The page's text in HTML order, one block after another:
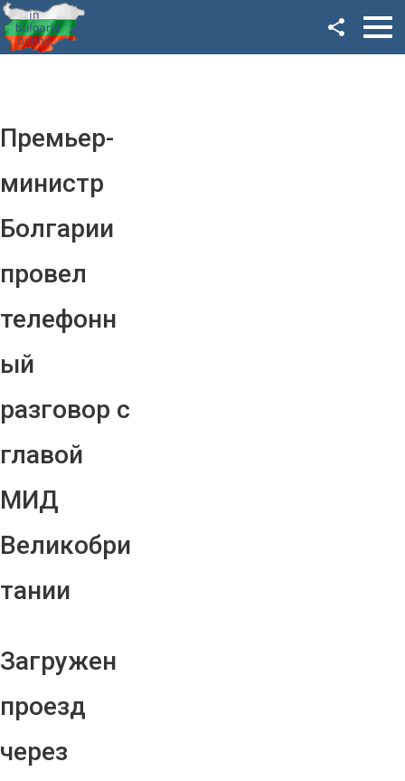
Премьер-
министр
Болгарии
провел
телефонн
ый
разговор с
главой
МИД
Великобри
тании
Загружен
проезд
через